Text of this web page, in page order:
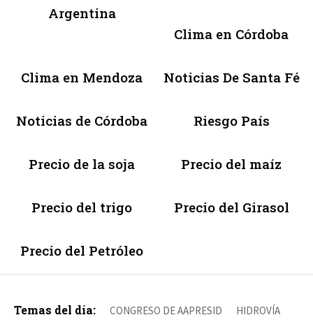
Argentina
Clima en Córdoba
Clima en Mendoza Noticias De Santa Fé
Noticias de Córdoba Riesgo País
Precio de la soja Precio del maíz
Precio del trigo Precio del Girasol
Precio del Petróleo
Temas del día: CONGRESO DE AAPRESID HIDROVÍA